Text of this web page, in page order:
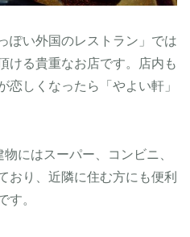
ぽい外国のレストラン」では
ける貴重なお店です。店内も
しくなったら「やよい軒」
にはスーパー、コンビニ、
おり、近隣に住む方にも便利
。